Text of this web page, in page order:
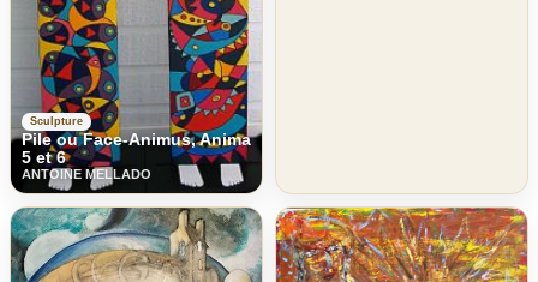
Sculpture
Pile ou Face-Animus, Anima
5 et 6
ANTOINE MELLADO